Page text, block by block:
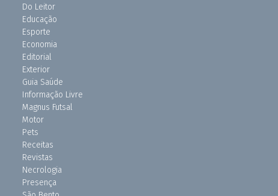
Do Leitor
Educação
Esporte
Economia
Editorial
Exterior
Guia Saúde
Informação Livre
Magnus Futsal
Motor
Pets
Receitas
Revistas
Necrologia
Presença